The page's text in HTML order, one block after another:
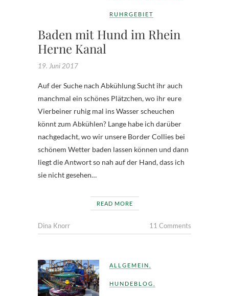
RUHRGEBIET
Baden mit Hund im Rhein
Herne Kanal
19. Juni 2017
Auf der Suche nach Abkühlung Sucht ihr auch
manchmal ein schönes Plätzchen, wo ihr eure
Vierbeiner ruhig mal ins Wasser scheuchen
könnt zum Abkühlen? Lange habe ich darüber
nachgedacht, wo wir unsere Border Collies bei
schönem Wetter baden lassen können und dann
liegt die Antwort so nah auf der Hand, dass ich
sie nicht gesehen…
READ MORE
Dina Knorr 11 Comments
ALLGEMEIN
HUNDEBLOG